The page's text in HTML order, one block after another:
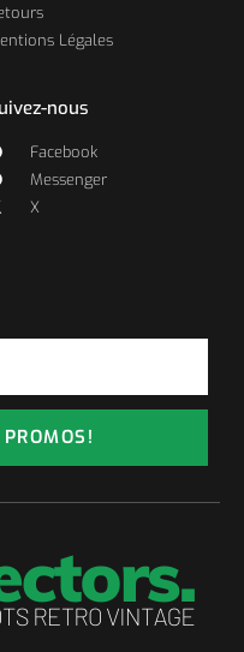
Légales
nous
Facebook
Messenger
X